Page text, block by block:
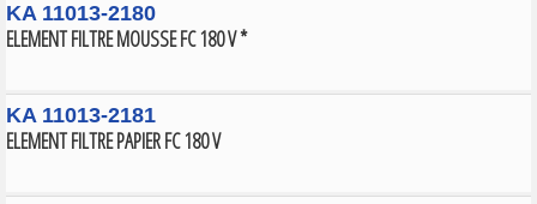
KA 11013-2180
ELEMENT FILTRE MOUSSE FC 180 V *
KA 11013-2181
ELEMENT FILTRE PAPIER FC 180 V